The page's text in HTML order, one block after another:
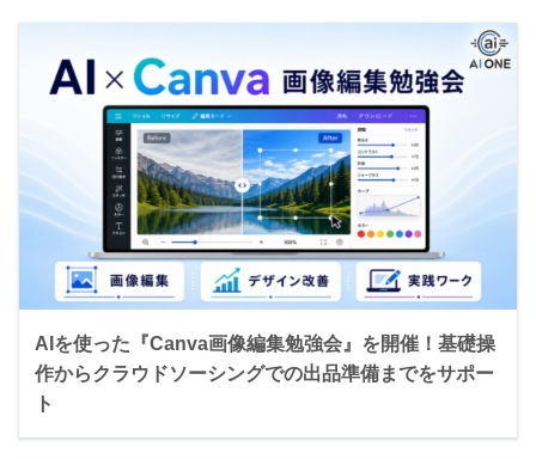
AIを使った『Canva画像編集勉強会』を開催！基礎操
作からクラウドソーシングでの出品準備までをサポー
ト